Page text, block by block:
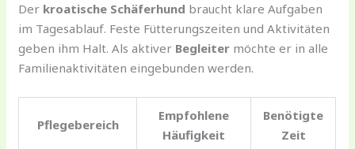
Der kroatische Schäferhund braucht klare Aufgaben
im Tagesablauf. Feste Fütterungszeiten und Aktivitäten
geben ihm Halt. Als aktiver Begleiter möchte er in alle
Familienaktivitäten eingebunden werden.
Pflegebereich
Empfohlene
Häufigkeit
Benötigte
Zeit